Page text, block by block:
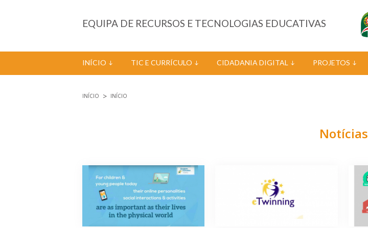
EQUIPA DE RECURSOS E TECNOLOGIAS EDUCATIVAS
INÍCIO TIC E CURRÍCULO CIDADANIA DIGITAL PROJETOS
INÍCIO INÍCIO
Notícias
Páginas